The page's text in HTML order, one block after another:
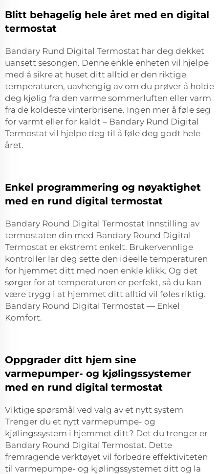
Blitt behagelig hele året med en digital
termostat
Bandary Rund Digital Termostat har deg dekket
uansett sesongen. Denne enkle enheten vil hjelpe
med å sikre at huset ditt alltid er den riktige
temperaturen, uavhengig av om du prøver å holde
deg kjølig fra den varme sommerluften eller varm
fra de koldeste vinterbrisene. Ingen mer å føle seg
for varmt eller for kaldt – Bandary Rund Digital
Termostat vil hjelpe deg til å føle deg godt hele
året.
Enkel programmering og nøyaktighet
med en rund digital termostat
Bandary Round Digital Termostat Innstilling av
termostaten din med Bandary Round Digital
Termostat er ekstremt enkelt. Brukervennlige
kontroller lar deg sette den ideelle temperaturen
for hjemmet ditt med noen enkle klikk. Og det
sørger for at temperaturen er perfekt, så du kan
være trygg i at hjemmet ditt alltid vil føles riktig.
Bandary Round Digital Termostat — Enkel
Komfort.
Oppgrader ditt hjem sine
varmepumper- og kjølingssystemer
med en rund digital termostat
Viktige spørsmål ved valg av et nytt system
Trenger du et nytt varmepumpe- og
kjølingssystem i hjemmet ditt? Det du trenger er
Bandary Round Digital Termostat. Dette
fremragende verktøyet vil forbedre effektiviteten
til varmepumpe- og kjølingssystemet ditt og la